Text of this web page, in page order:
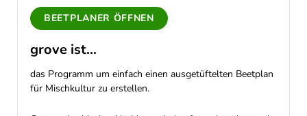
BEETPLANER ÖFFNEN
grove ist...
das Programm um einfach einen ausgetüftelten Beetplan
für Mischkultur zu erstellen.